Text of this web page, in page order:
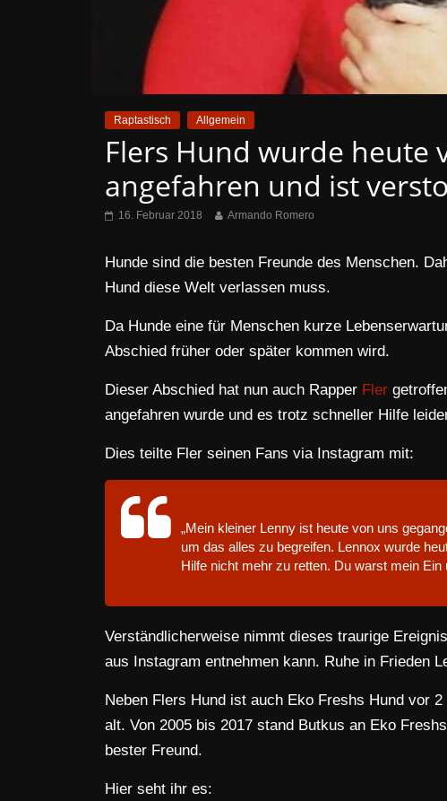
Raptastisch Allgemein
Flers Hund wurde heute
angefahren und ist
16. Februar 2018 Armando Romero
Hunde sind die besten Freunde des Menschen.
Hund diese Welt verlassen muss.
Da Hunde eine für Menschen kurze
Abschied früher oder später kommen wird.
Dieser Abschied hat nun auch Rapper Fler
angefahren wurde und es trotz schneller Hilfe
Dies teilte Fler seinen Fans via Instagram mit:
„Mein kleiner Lenny ist heute von uns
um das alles zu begreifen. Lennox wurde
Hilfe nicht mehr zu retten. Du warst mein
Verständlicherweise nimmt dieses traurige
aus Instagram entnehmen kann. Ruhe in Frieden
Neben Flers Hund ist auch Eko Freshs Hund vor
alt. Von 2005 bis 2017 stand Butkus an Eko
bester Freund.
Hier seht ihr es: